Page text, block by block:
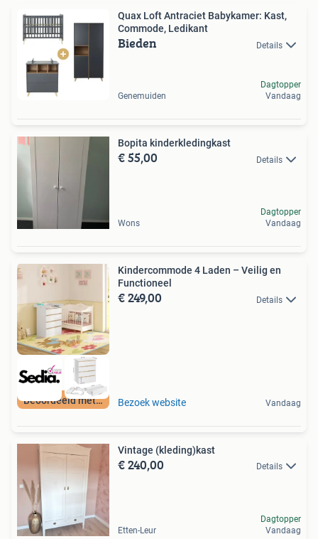
Quax Loft Antraciet Babykamer: Kast,
Commode, Ledikant
Bieden Details
Genemuiden
Dagtopper
Vandaag
Bopita kinderkledingkast
€ 55,00 Details
Wons
Dagtopper
Vandaag
Beoordeeld met 9+
Kindercommode 4 Laden – Veilig en
Functioneel
€ 249,00 Details
Bezoek website Vandaag
Vintage (kleding)kast
€ 240,00 Details
Etten-Leur
Dagtopper
Vandaag